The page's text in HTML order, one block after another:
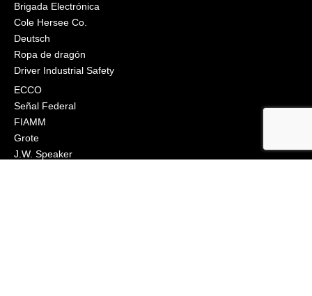
Brigada Electrónica
Cole Hersee Co.
Deutsch
Ropa de dragón
Driver Industrial Safety
ECCO
Señal Federal
FIAMM
Grote
J.W. Speaker